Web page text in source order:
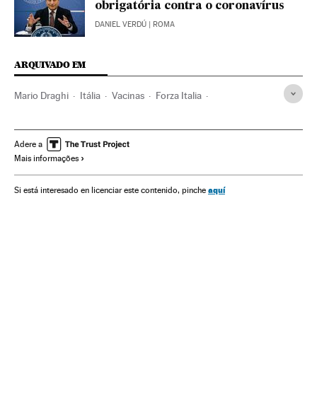
obrigatória contra o coronavírus
DANIEL VERDÚ | ROMA
ARQUIVADO EM
Mario Draghi Itália Vacinas Forza Italia
Vacinação Protestos sociais
Adere a
Mais informações
Si está interesado en licenciar este contenido, pinche aquí